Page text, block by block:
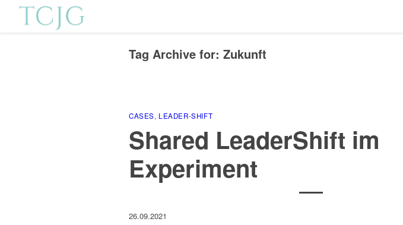
Tag Archive for: Zukunft
CASES, LEADER-SHIFT
Shared LeaderShift im
Experiment
26.09.2021